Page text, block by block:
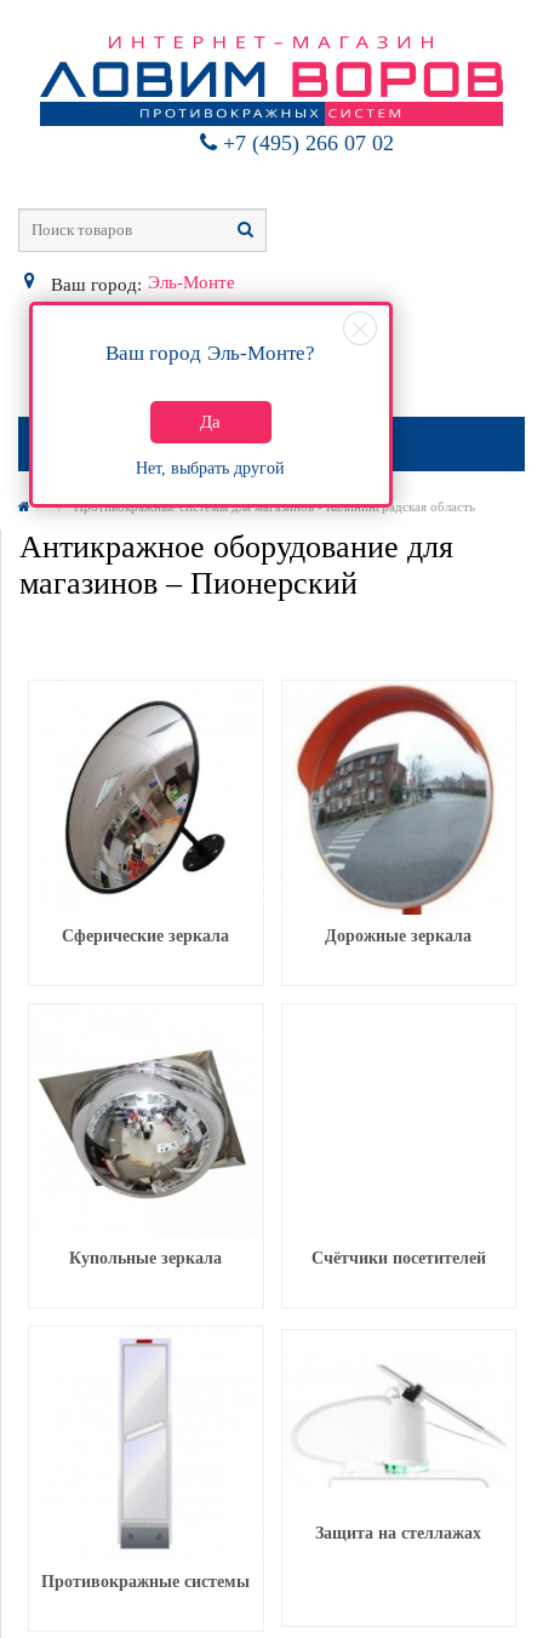
+7 (495) 266 07 02
Ваш город: Эль-Монте
Ваш город Эль-Монте?
Да
Нет, выбрать другой
0Р
МЕНЮ
Противокражные системы для магазинов - Калининградская область
Антикражное оборудование для
магазинов – Пионерский
Сферические зеркала Дорожные зеркала
Купольные зеркала Счётчики посетителей
Противокражные системы
Защита на стеллажах